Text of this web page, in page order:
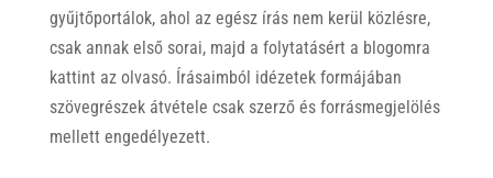
gyűjtőportálok, ahol az egész írás nem kerül közlésre,
csak annak első sorai, majd a folytatásért a blogomra
kattint az olvasó. Írásaimból idézetek formájában
szövegrészek átvétele csak szerző és forrásmegjelölés
mellett engedélyezett.